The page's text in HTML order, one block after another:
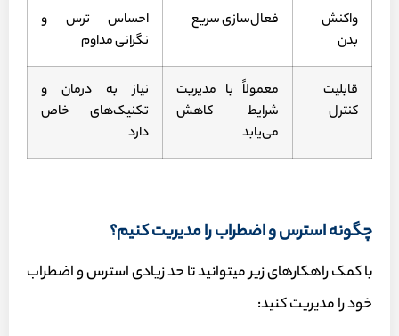
واکنش
بدن
فعال‌سازی سریع
احساس ترس و
نگرانی مداوم
قابلیت
کنترل
معمولاً با مدیریت
شرایط کاهش
می‌یابد
نیاز به درمان و
تکنیک‌های خاص
دارد
چگونه استرس و اضطراب را مدیریت کنیم؟
با کمک راهکارهای زیر می‎توانید تا حد زیادی استرس و اضطراب
خود را مدیریت کنید: